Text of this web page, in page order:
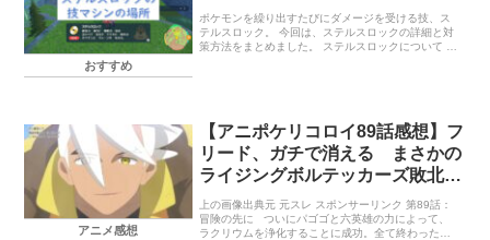
おすすめ
ポケモンを繰り出すたびにダメージを受ける技、ス
テルスロック。 今回は、ステルスロックの詳細と対
策方法をまとめました。 ステルスロックについて ス
アニメ感想
【アニポケリコロイ89話感想】フ
リード、ガチで消える まさかの
ライジングボルテッカーズ敗北エ
ンド「冒険の先に」
上の画像出典元 元スレ スポンサーリンク 第89話：
冒険の先に ついにパゴゴと六英雄の力によって、
ラクリウムを浄化することに成功。全て終わったと